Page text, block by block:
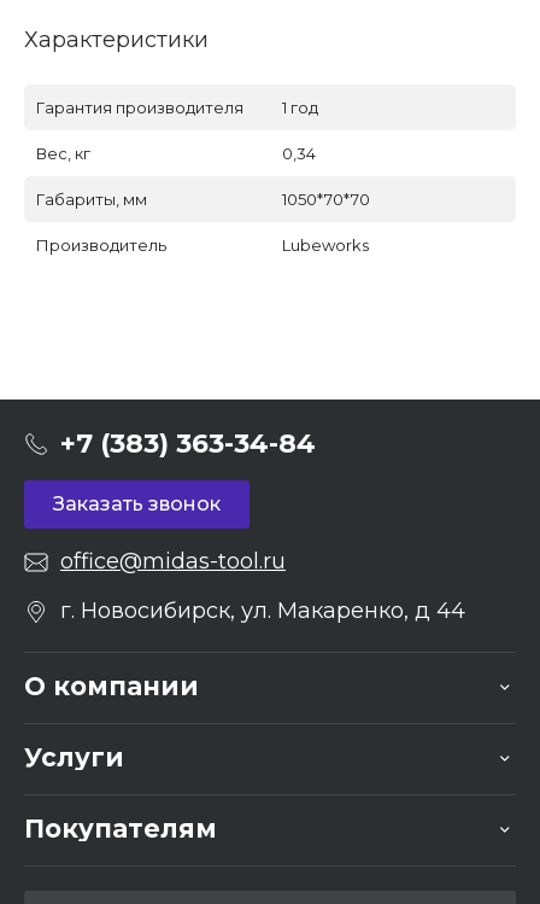
Характеристики
Гарантия производителя 1 год
Вес, кг 0,34
Габариты, мм 1050*70*70
Производитель Lubeworks
+7 (383) 363-34-84
Заказать звонок
office@midas-tool.ru
г. Новосибирск, ул. Макаренко, д 44
О компании
Услуги
Покупателям